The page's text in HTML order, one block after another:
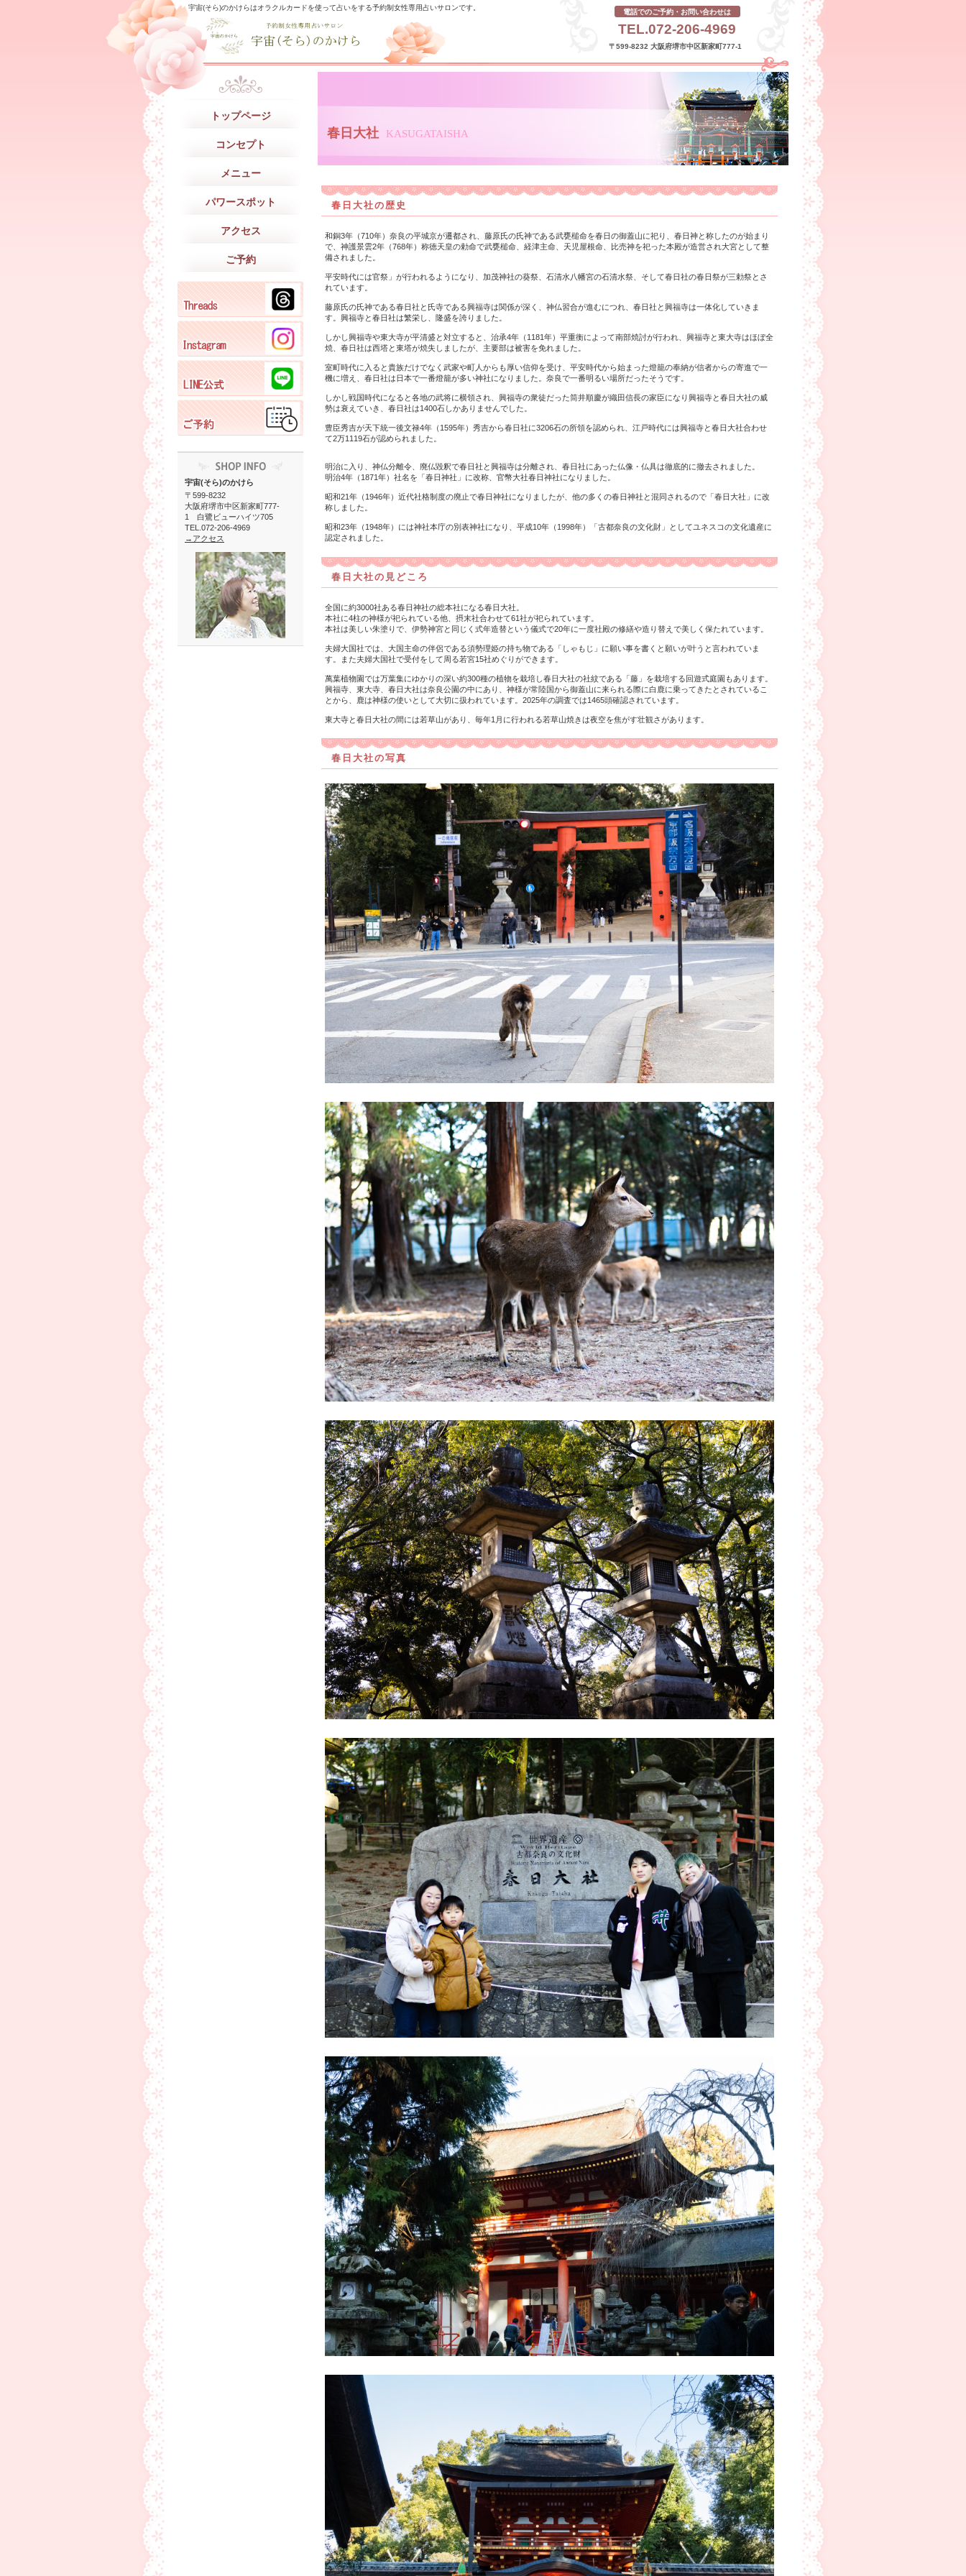
宇宙(そら)のかけらはオラクルカードを使って占いをする予約制女性専用占いサロンです。
電話でのご予約・お問い合わせは
TEL.072-206-4969
〒599-8232 大阪府堺市中区新家町777-1
春日大社 KASUGATAISHA
春日大社の歴史
和銅3年（710年）奈良の平城京が遷都され、藤原氏の氏神である武甕槌命を春日の御蓋山に祀り、春日神と称したのが始まり
で、神護景雲2年（768年）称徳天皇の勅命で武甕槌命、経津主命、天児屋根命、比売神を祀った本殿が造営され大宮として整
備されました。
平安時代には官祭」が行われるようになり、加茂神社の葵祭、石清水八幡宮の石清水祭、そして春日社の春日祭が三勅祭とさ
れています。
藤原氏の氏神である春日社と氏寺である興福寺は関係が深く、神仏習合が進むにつれ、春日社と興福寺は一体化していきま
す。興福寺と春日社は繁栄し、隆盛を誇りました。
しかし興福寺や東大寺が平清盛と対立すると、治承4年（1181年）平重衡によって南部焼討が行われ、興福寺と東大寺はほぼ全
焼、春日社は西塔と東塔が焼失しましたが、主要部は被害を免れました。
室町時代に入ると貴族だけでなく武家や町人からも厚い信仰を受け、平安時代から始まった燈籠の奉納が信者からの寄進で一
機に増え、春日社は日本で一番燈籠が多い神社になりました。奈良で一番明るい場所だったそうです。
しかし戦国時代になると各地の武将に横領され、興福寺の衆徒だった筒井順慶が織田信長の家臣になり興福寺と春日大社の威
勢は衰えていき、春日社は1400石しかありませんでした。
豊臣秀吉が天下統一後文禄4年（1595年）秀吉から春日社に3206石の所領を認められ、江戸時代には興福寺と春日大社合わせ
て2万1119石が認められました。
明治に入り、神仏分離令、廃仏毀釈で春日社と興福寺は分離され、春日社にあった仏像・仏具は徹底的に撤去されました。
明治4年（1871年）社名を「春日神社」に改称、官幣大社春日神社になりました。
昭和21年（1946年）近代社格制度の廃止で春日神社になりましたが、他の多くの春日神社と混同されるので「春日大社」に改
称しました。
昭和23年（1948年）には神社本庁の別表神社になり、平成10年（1998年）「古都奈良の文化財」としてユネスコの文化遺産に
認定されました。
春日大社の見どころ
全国に約3000社ある春日神社の総本社になる春日大社。
本社に4柱の神様が祀られている他、摂末社合わせて61社が祀られています。
本社は美しい朱塗りで、伊勢神宮と同じく式年造替という儀式で20年に一度社殿の修繕や造り替えで美しく保たれています。
夫婦大国社では、大国主命の伴侶である須勢理姫の持ち物である「しゃもじ」に願い事を書くと願いが叶うと言われていま
す。また夫婦大国社で受付をして周る若宮15社めぐりができます。
萬葉植物園では万葉集にゆかりの深い約300種の植物を栽培し春日大社の社紋である「藤」を栽培する回遊式庭園もあります。
興福寺、東大寺、春日大社は奈良公園の中にあり、神様が常陸国から御蓋山に来られる際に白鹿に乗ってきたとされているこ
とから、鹿は神様の使いとして大切に扱われています。2025年の調査では1465頭確認されています。
東大寺と春日大社の間には若草山があり、毎年1月に行われる若草山焼きは夜空を焦がす壮観さがあります。
春日大社の写真
トップページ
コンセプト
メニュー
パワースポット
アクセス
ご予約
宇宙(そら)のかけら
〒599-8232
大阪府堺市中区新家町777-
1 白鷺ビューハイツ705
TEL.072-206-4969
→アクセス